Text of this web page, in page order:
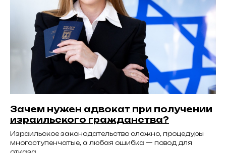
Зачем нужен адвокат при получении
израильского гражданства?
Израильское законодательство сложно, процедуры
многоступенчатые, а любая ошибка — повод для